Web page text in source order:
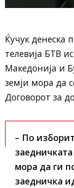
Ќучук денеска
телевија БТВ
Македонија и
земји мора да
Договорот за
– По
мора да ги
заедничка